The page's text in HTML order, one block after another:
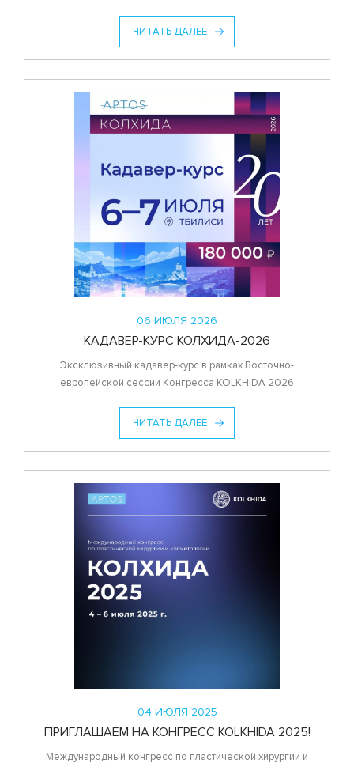
ЧИТАТЬ ДАЛЕЕ
06 ИЮЛЯ 2026
КАДАВЕР-КУРС КОЛХИДА-2026
Эксклюзивный кадавер-курс в рамках Восточно-
европейской сессии Конгресса KOLKHIDA 2026
ЧИТАТЬ ДАЛЕЕ
04 ИЮЛЯ 2025
ПРИГЛАШАЕМ НА КОНГРЕСС KOLKHIDA 2025!
Международный конгресс по пластической хирургии и